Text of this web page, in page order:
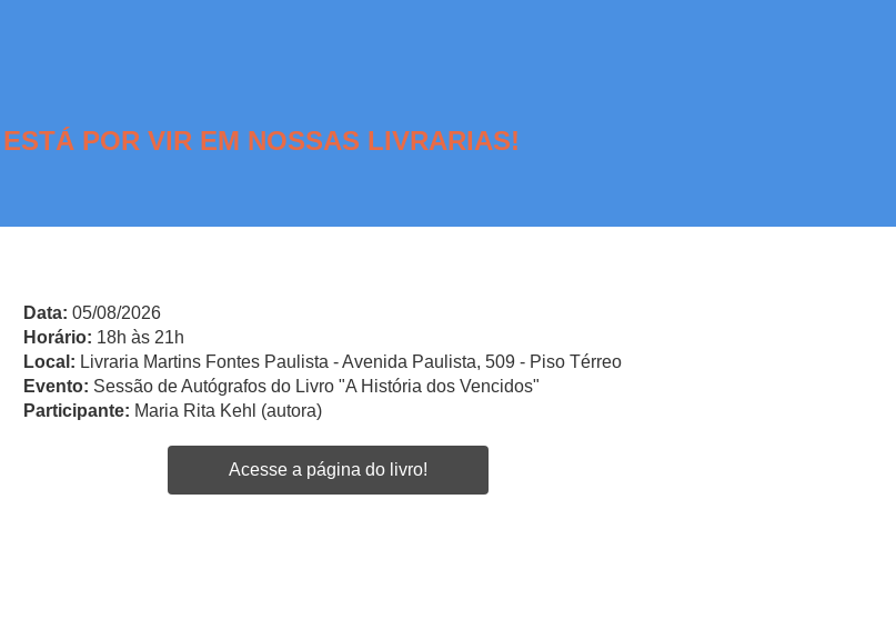
POR VIR EM NOSSAS LIVRARIAS!
Data: 05/08/2026
Horário: 18h às 21h
Local: Livraria Martins Fontes Paulista - Avenida Paulista, 509 - Piso Térreo
Evento: Sessão de Autógrafos do Livro "A História dos Vencidos"
Participante: Maria Rita Kehl (autora)
Acesse a página do livro!